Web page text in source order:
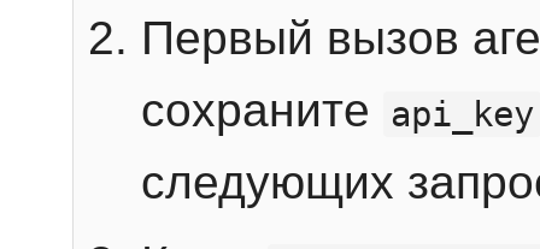
Первый вызов
сохраните
api_key
следующих